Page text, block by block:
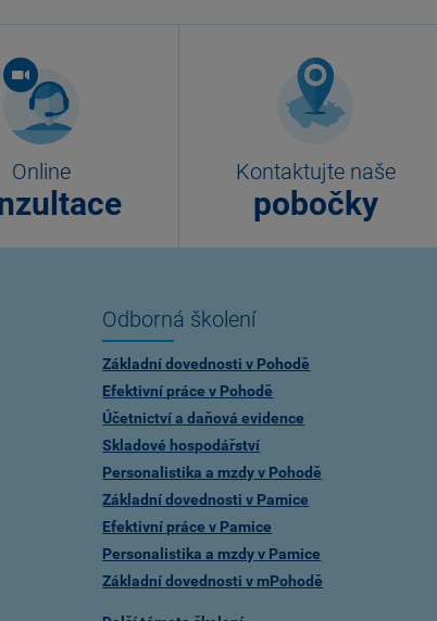
Online Kontaktujte naše
pobočky
Odborná školení
Základní dovednosti v Pohodě
Efektivní práce v Pohodě
Účetnictví a daňová evidence
Skladové hospodářství
Personalistika a mzdy v Pohodě
Základní dovednosti v Pamice
Efektivní práce v Pamice
Personalistika a mzdy v Pamice
Základní dovednosti v mPohodě